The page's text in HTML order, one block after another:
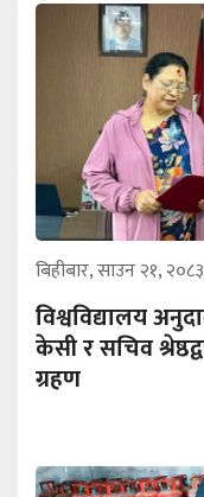
बिहीबार, साउन २१, २०८३
विश्वविद्यालय
केसी र सचिव
ग्रहण